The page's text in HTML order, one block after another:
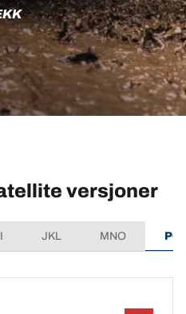
versjoner
JKL MNO